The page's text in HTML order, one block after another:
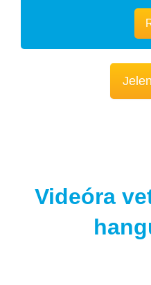
Videóra